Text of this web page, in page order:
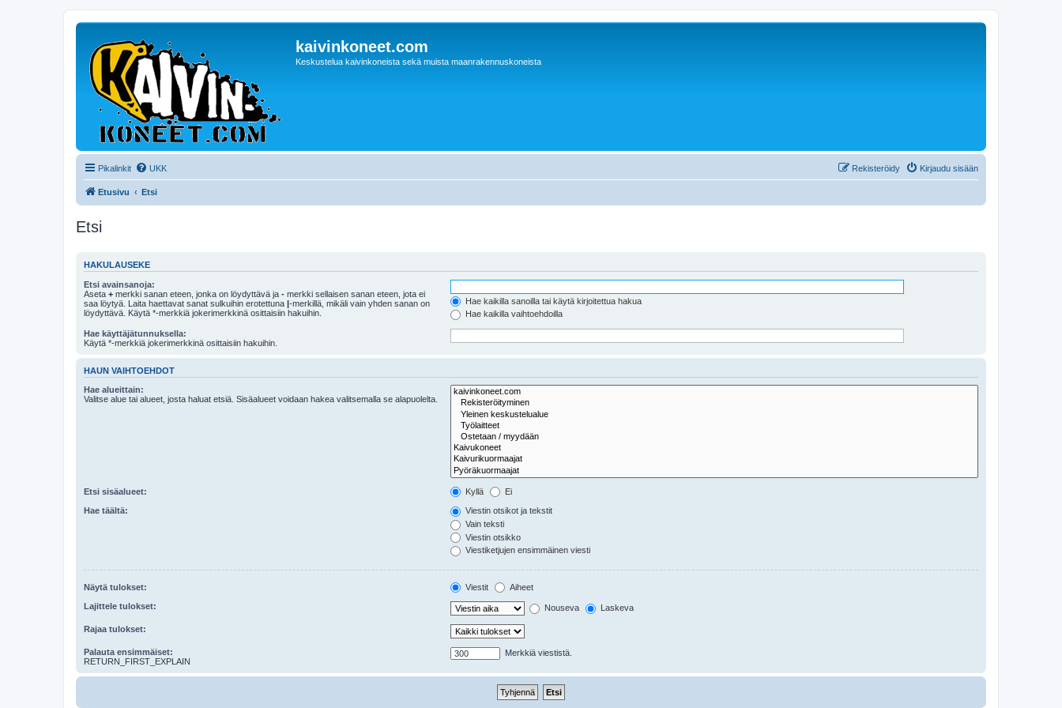
kaivinkoneet.com
Keskustelua kaivinkoneista sekä muista maanrakennuskoneista
Pikalinkit UKK Kirjaudu sisään
Rekisteröidy
Etusivu Etsi
Etsi
HAKULAUSEKE
Etsi avainsanoja:
Aseta + merkki sanan eteen, jonka on löydyttävä ja - merkki sellaisen sanan eteen, jota ei
saa löytyä. Laita haettavat sanat sulkuihin erotettuna |-merkillä, mikäli vain yhden sanan on
löydyttävä. Käytä *-merkkiä jokerimerkkinä osittaisiin hakuihin.
Hae kaikilla sanoilla tai käytä kirjoitettua hakua
Hae kaikilla vaihtoehdoilla
Hae käyttäjätunnuksella:
Käytä *-merkkiä jokerimerkkinä osittaisiin hakuihin.
HAUN VAIHTOEHDOT
Hae alueittain:
Valitse alue tai alueet, josta haluat etsiä. Sisäalueet voidaan hakea valitsemalla se alapuolelta.
Etsi sisäalueet: Kyllä Ei
Hae täältä:
Viestin otsikot ja tekstit
Vain teksti
Viestin otsikko
Viestiketjujen ensimmäinen viesti
Näytä tulokset: Viestit Aiheet
Lajittele tulokset: Nouseva Laskeva
Rajaa tulokset:
Palauta ensimmäiset:
RETURN_FIRST_EXPLAIN
Merkkiä viestistä.